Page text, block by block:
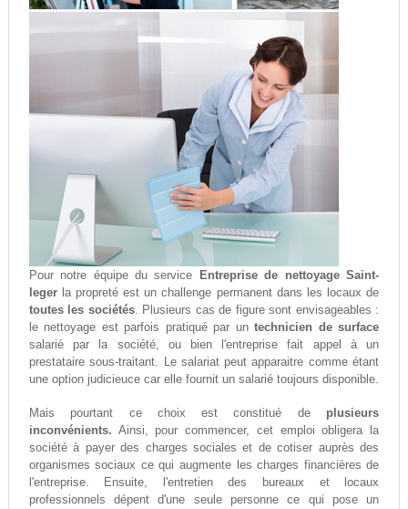
Pour notre équipe du service
Entreprise de nettoyage Saint-
legerla propreté est un challenge permanent dans les locaux de
toutes les sociétés. Plusieurs cas de figure sont envisageables :
le nettoyage est parfois pratiqué par untechnicien de surface
salarié par la société, ou bien l'entreprise fait appel à un
prestataire sous-traitant. Le salariat peut apparaitre comme étant
une option judicieuce car elle fournit un salarié toujours disponible.
Mais pourtant ce choix est constitué de plusieurs
inconvénients. Ainsi, pour commencer, cet emploi obligera la
société à payer des charges sociales et de cotiser auprès des
organismes sociaux ce qui augmente les charges financières de
l'entreprise. Ensuite, l'entretien des bureaux et locaux
professionnels dépent d'une seule personne ce qui pose un